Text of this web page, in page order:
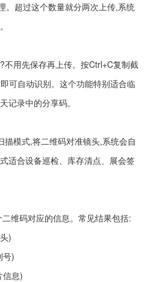
。超过这个数量就分两次上传,系统
不用先保存再上传。按Ctrl+C复制截
可自动识别。这个功能特别适合临
记录中的分享码。
描模式,将二维码对准镜头,系统会自
适合设备巡检、库存清点、展会签
维码对应的信息。常见结果包括:
)
号)
信息)